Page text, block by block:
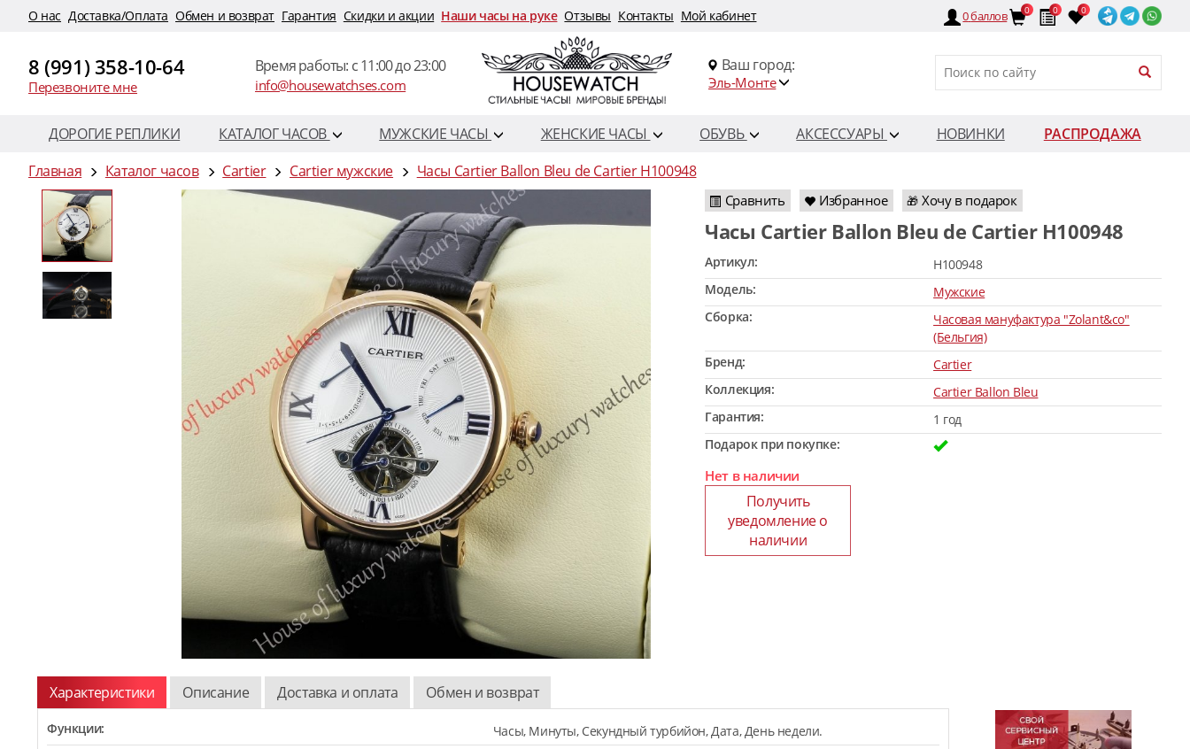
O нас Доставка/Оплата Обмен и возврат Гарантия Скидки и акции Наши часы на руке Отзывы Контакты Мой кабинет 0баллов 0 0 0
8 (991) 358-10-64
Перезвоните мне
Время работы: c 11:00 до 23:00
info@housewatchses.com
Ваш город:
Эль-Монте
ДОРОГИЕ РЕПЛИКИ КАТАЛОГ ЧАСОВ МУЖСКИЕ ЧАСЫ ЖЕНСКИЕ ЧАСЫ ОБУВЬ АКСЕССУАРЫ НОВИНКИ
РАСПРОДАЖА
Главная
Каталог часов Cartier Cartier мужские Часы Cartier Ballon Bleu de Cartier H100948
Сравнить Избранное 🎁 Хочу в подарок
Часы Cartier Ballon Bleu de Cartier H100948
Артикул:
H100948
Модель:
Мужские
Сборка:
Часовая мануфактура "Zolant&co"
(Бельгия)
Бренд:
Cartier
Коллекция:
Cartier Ballon Bleu
Гарантия:
1 год
Подарок при покупке:
Нет в наличии
Получить
уведомление о
наличии
Характеристики Описание Доставка и оплата Обмен и возврат
Функции:
Часы, Минуты, Секундный турбийон, Дата, День недели.